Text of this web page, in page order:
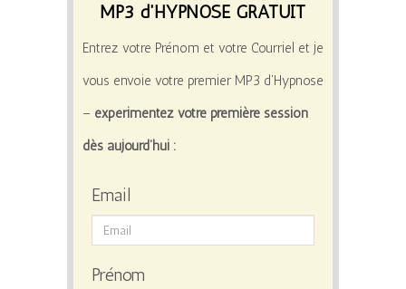
MP3 d'HYPNOSE GRATUIT
Entrez votre Prénom et votre Courriel et je
vous envoie votre premier MP3 d’Hypnose
– expérimentez votre première session
dès aujourd’hui :
Email
Prénom